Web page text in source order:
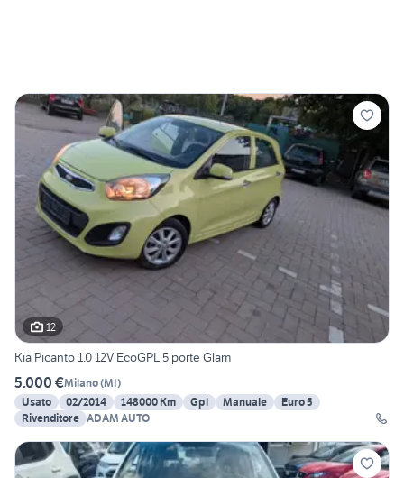
12
Kia Picanto 1.0 12V EcoGPL 5 porte Glam
5.000 €Milano(MI)
Usato
02/2014 148000 Km Gpl Manuale
Euro 5
Rivenditore ADAM AUTO